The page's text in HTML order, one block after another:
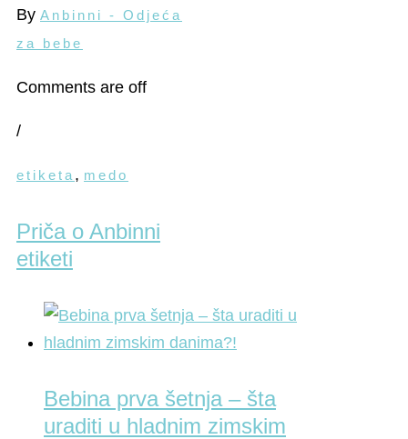
By Anbinni - Odjeća
za bebe
Comments are off
/
etiketa , medo
Priča o Anbinni
etiketi
Bebina prva šetnja – šta
uraditi u hladnim zimskim